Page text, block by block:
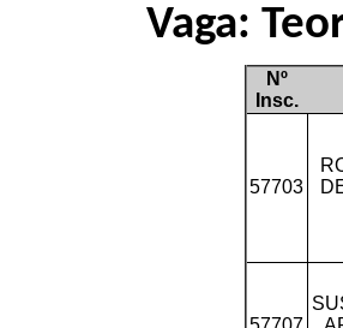
Vaga:
Nº
Insc.
57703